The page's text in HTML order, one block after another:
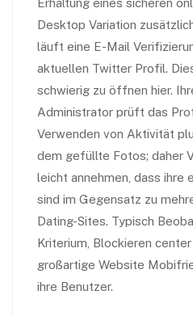
Erhaltung eines sicheren
Desktop Variation
läuft eine E-Mail
aktuellen Twitter Profil.
schwierig zu öffnen hier.
Administrator prüft das
Verwenden von Aktivität
dem gefüllte Fotos; daher
leicht annehmen, dass ihre
sind im Gegensatz zu
Dating-Sites. Typisch
Kriterium, Blockieren
großartige Website
ihre Benutzer.